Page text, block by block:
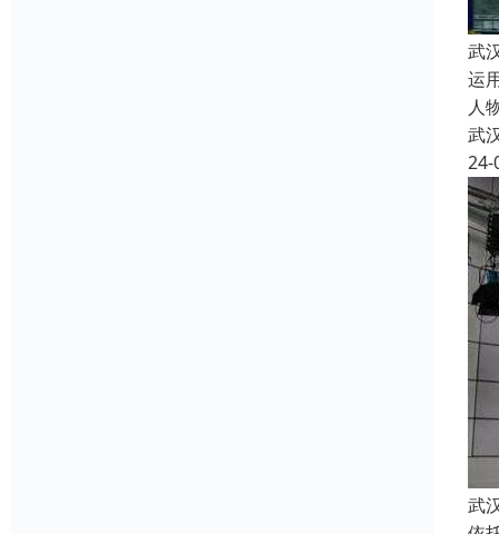
武
运
人
武
24-
武